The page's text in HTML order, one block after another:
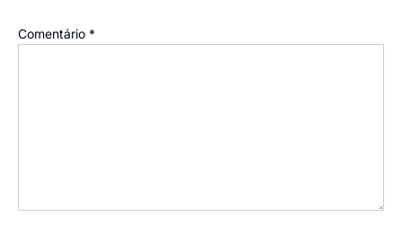
Comentário *